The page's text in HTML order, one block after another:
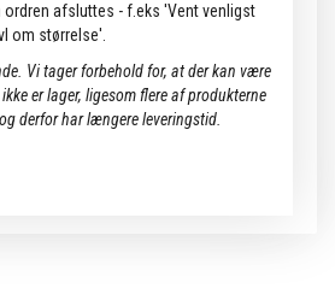
afsluttes - f.eks 'Vent venligst
om størrelse'.
Vi tager forbehold for, at der kan være
er lager, ligesom flere af produkterne
derfor har længere leveringstid.